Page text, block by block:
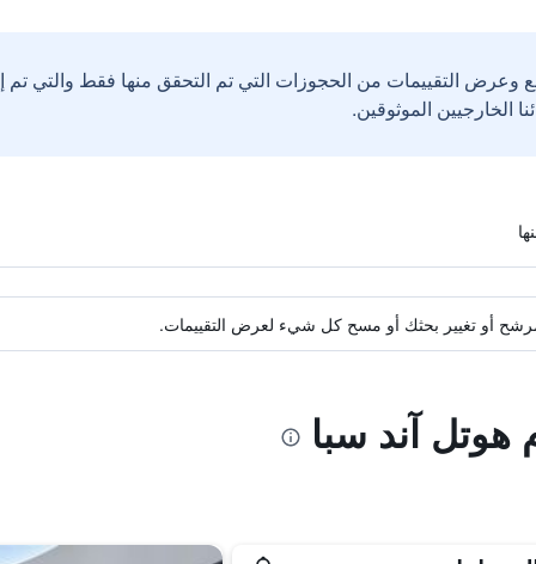
وعرض التقييمات من الحجوزات التي تم التحقق منها فقط والتي
مرشح أو تغيير بحثك أو مسح كل شيء لعرض التقييمات.
هوتل آند سبا